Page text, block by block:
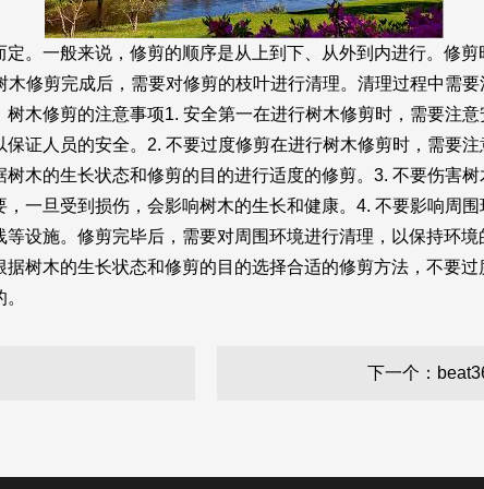
。一般来说，修剪的顺序是从上到下、从外到内进行。修
修剪完成后，需要对修剪的枝叶进行清理。清理过程中需
木修剪的注意事项1. 安全第一在进行树木修剪时，需要注
证人员的安全。2. 不要过度修剪在进行树木修剪时，需要
木的生长状态和修剪的目的进行适度的修剪。3. 不要伤害
一旦受到损伤，会影响树木的生长和健康。4. 不要影响周
设施。修剪完毕后，需要对周围环境进行清理，以保持环
树木的生长状态和修剪的目的选择合适的修剪方法，不要
下一个：